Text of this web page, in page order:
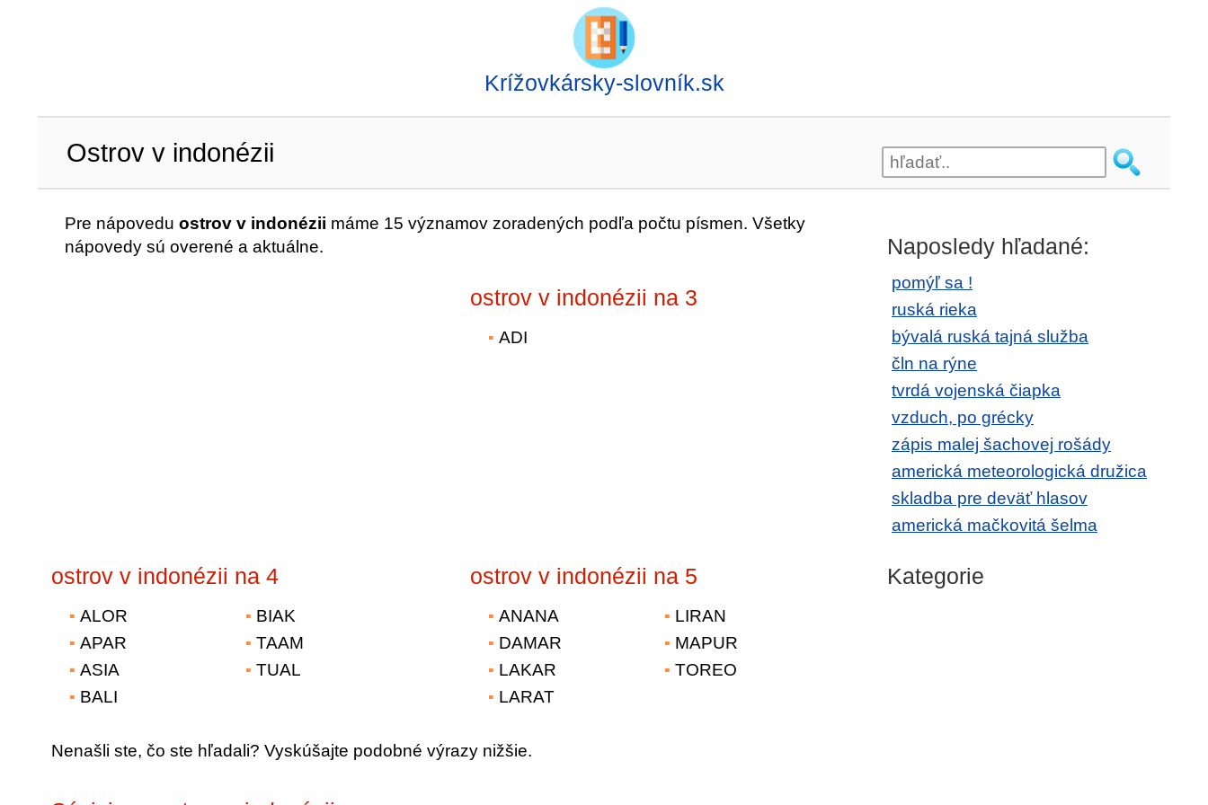
Krížovkársky-slovník.sk
Ostrov v indonézii
Pre nápovedu ostrov v indonézii máme 15 významov zoradených podľa počtu písmen. Všetky
nápovedy sú overené a aktuálne.
ostrov v indonézii na 3
ADI
ostrov v indonézii na 4
ALOR
APAR
ASIA
BALI
BIAK
TAAM
TUAL
ostrov v indonézii na 5
ANANA
DAMAR
LAKAR
LARAT
LIRAN
MAPUR
TOREO
Nenašli ste, čo ste hľadali? Vyskúšajte podobné výrazy nižšie.
Naposledy hľadané:
pomýľ sa !
ruská rieka
bývalá ruská tajná služba
čln na rýne
tvrdá vojenská čiapka
vzduch, po grécky
zápis malej šachovej rošády
americká meteorologická družica
skladba pre deväť hlasov
americká mačkovitá šelma
Kategorie